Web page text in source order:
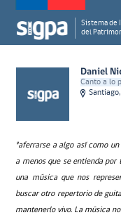
Sistema de
del
Daniel
Canto a lo
"aferrarse a algo así como
a menos que se entienda
una música que nos
buscar otro repertorio de
mantenerlo vivo. La música